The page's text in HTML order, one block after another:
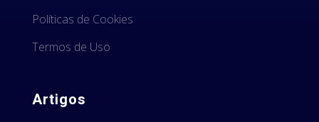
Políticas de Cookies
Termos de Uso
Artigos